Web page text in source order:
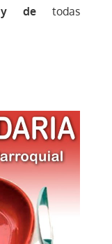
y detodas